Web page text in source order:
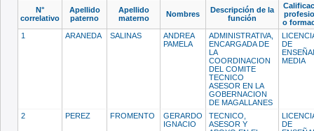
N°
correlativo
Apellido
paterno
Apellido
materno
Nombres
Descripción de la
función
o
1
ARANEDA SALINAS
ANDREA
PAMELA
ADMINISTRATIVA,
ENCARGADA DE
LA
COORDINACION
DEL COMITE
TECNICO
ASESOR EN LA
GOBERNACION
DE MAGALLANES
DE
MEDIA
2 PEREZ FROMENTO
GERARDO
IGNACIO
TECNICO,
ASESOR Y
DE